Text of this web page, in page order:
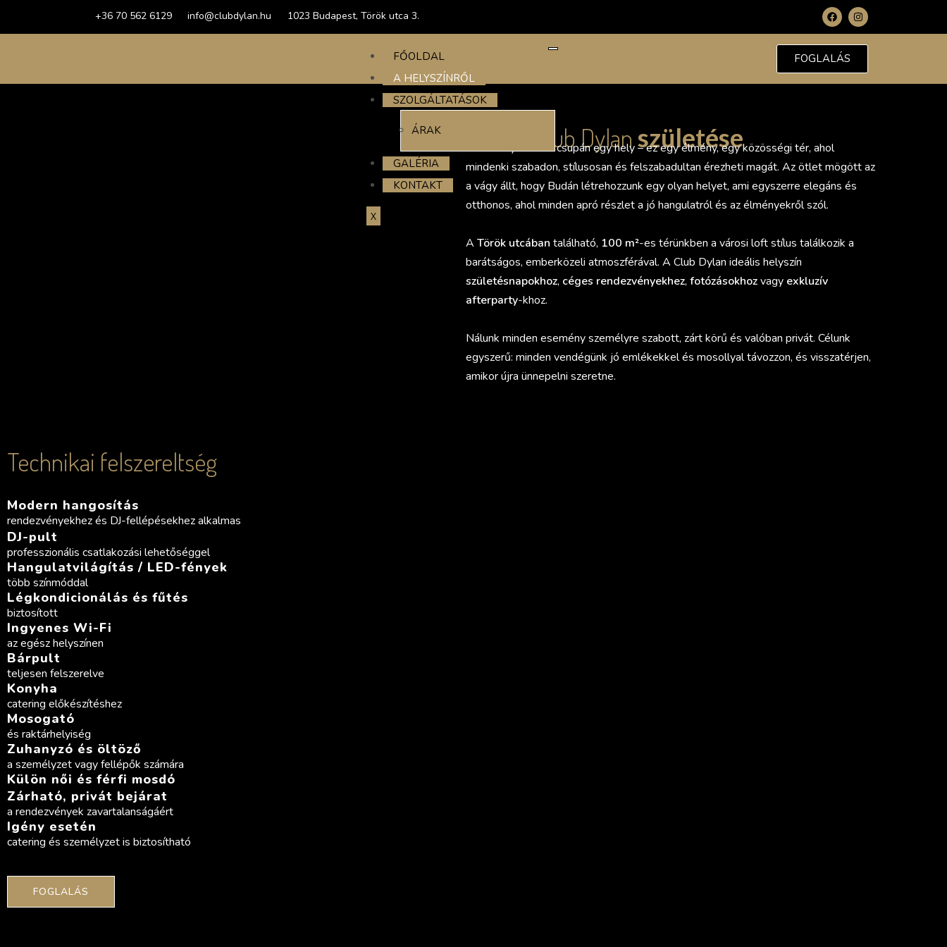
+36 70 562 6129 info@clubdylan.hu 1023 Budapest, Török utca 3.
FŐOLDAL
A HELYSZÍNRŐL
SZOLGÁLTATÁSOK
ÁRAK
GALÉRIA
KONTAKT
X
FOGLALÁS
A Club Dylanszületése
A Club Dylan nem csupán egy hely – ez egy élmény, egy közösségi tér, ahol
mindenki szabadon, stílusosan és felszabadultan érezheti magát. Az ötlet mögött az
a vágy állt, hogy Budán létrehozzunk egy olyan helyet, ami egyszerre elegáns és
otthonos, ahol minden apró részlet a jó hangulatról és az élményekről szól.
A Török utcában található, 100 m²-es térünkben a városi loft stílus találkozik a
barátságos, emberközeli atmoszférával. A Club Dylan ideális helyszín
születésnapokhoz, céges rendezvényekhez, fotózásokhozvagy exkluzív
afterparty-khoz.
Nálunk minden esemény személyre szabott, zárt körű és valóban privát. Célunk
egyszerű: minden vendégünk jó emlékekkel és mosollyal távozzon, és visszatérjen,
amikor újra ünnepelni szeretne.
Technikai felszereltség​
Modern hangosítás
rendezvényekhez és DJ-fellépésekhez alkalmas
DJ-pult
professzionális csatlakozási lehetőséggel
Hangulatvilágítás / LED-fények
több színmóddal
Légkondicionálás és fűtés
biztosított
Ingyenes Wi-Fi
az egész helyszínen
Bárpult
teljesen felszerelve
Konyha
catering előkészítéshez
Mosogató
és raktárhelyiség
Zuhanyzó és öltöző
a személyzet vagy fellépők számára
Külön női és férfi mosdó
Zárható, privát bejárat
a rendezvények zavartalanságáért
Igény esetén
catering és személyzet is biztosítható
FOGLALÁS